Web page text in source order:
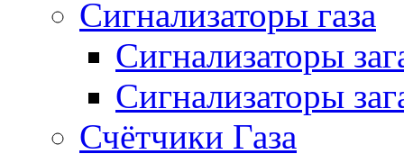
Сигнализаторы газа
Сигнализаторы
Сигнализаторы
Счётчики Газа